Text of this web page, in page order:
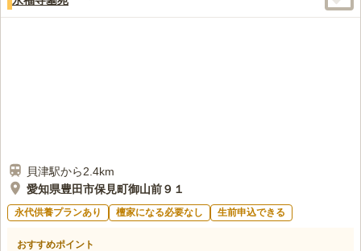
貝津駅から2.4km
愛知県豊田市保見町御山前９１
永代供養プランあり 檀家になる必要なし 生前申込できる
おすすめポイント